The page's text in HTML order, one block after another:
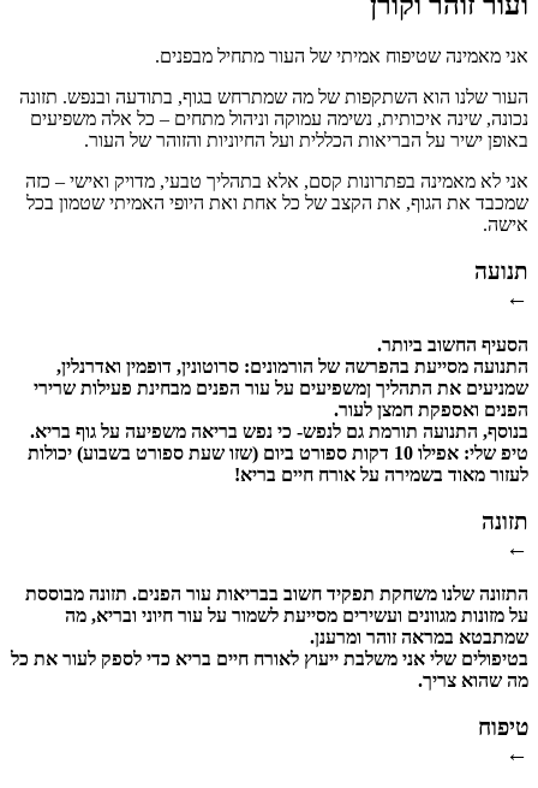
אני מאמינה שטיפוח אמיתי של העור מתחיל מבפנים.
העור שלנו הוא השתקפות של מה שמתרחש בגוף, בתודעה ובנפש. תזונה
נכונה, שינה איכותית, נשימה עמוקה וניהול מתחים – כל אלה משפיעים
באופן ישיר על הבריאות הכללית ועל החיוניות והזוהר של העור.
אני לא מאמינה בפתרונות קסם, אלא בתהליך טבעי, מדויק ואישי – כזה
שמכבד את הגוף, את הקצב של כל אחת ואת היופי האמיתי שטמון בכל
אישה.
תנועה
←
הסעיף החשוב ביותר.
התנועה מסייעת בהפרשה של הורמונים: סרוטונין, דופמין ואדרנלין,
שמניעים את התהליך ןמשפיעים על עור הפנים מבחינת פעילות שרירי
הפנים ואספקת חמצן לעור.
בנוסף, התנועה תורמת גם לנפש- כי נפש בריאה משפיעה על גוף בריא.
טיפ שלי: אפילו 10 דקות ספורט ביום (שזו שעת ספורט בשבוע) יכולות
לעזור מאוד בשמירה על אורח חיים בריא!
תזונה
←
התזונה שלנו משחקת תפקיד חשוב בבריאות עור הפנים. תזונה מבוססת
על מזונות מגוונים ועשירים מסייעת לשמור על עור חיוני ובריא, מה
שמתבטא במראה זוהר ומרענן.
בטיפולים שלי אני משלבת ייעוץ לאורח חיים בריא כדי לספק לעור את כל
מה שהוא צריך.
טיפוח
←